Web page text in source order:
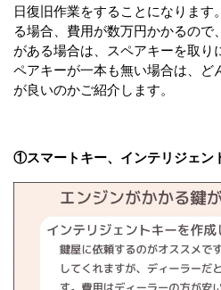
日復旧作業をすることになります
る場合、費用が数万円かかるので
がある場合は、スペアキーを取り
ペアキーが一本も無い場合は、ど
が良いのかご紹介します。
①スマートキー、インテリジェン